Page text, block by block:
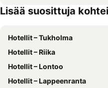
Hotellit – Kreikka
Lisää suosittuja
Hotellit – Tukholma
Hotellit – Riika
Hotellit – Lontoo
Hotellit – Lappeenranta